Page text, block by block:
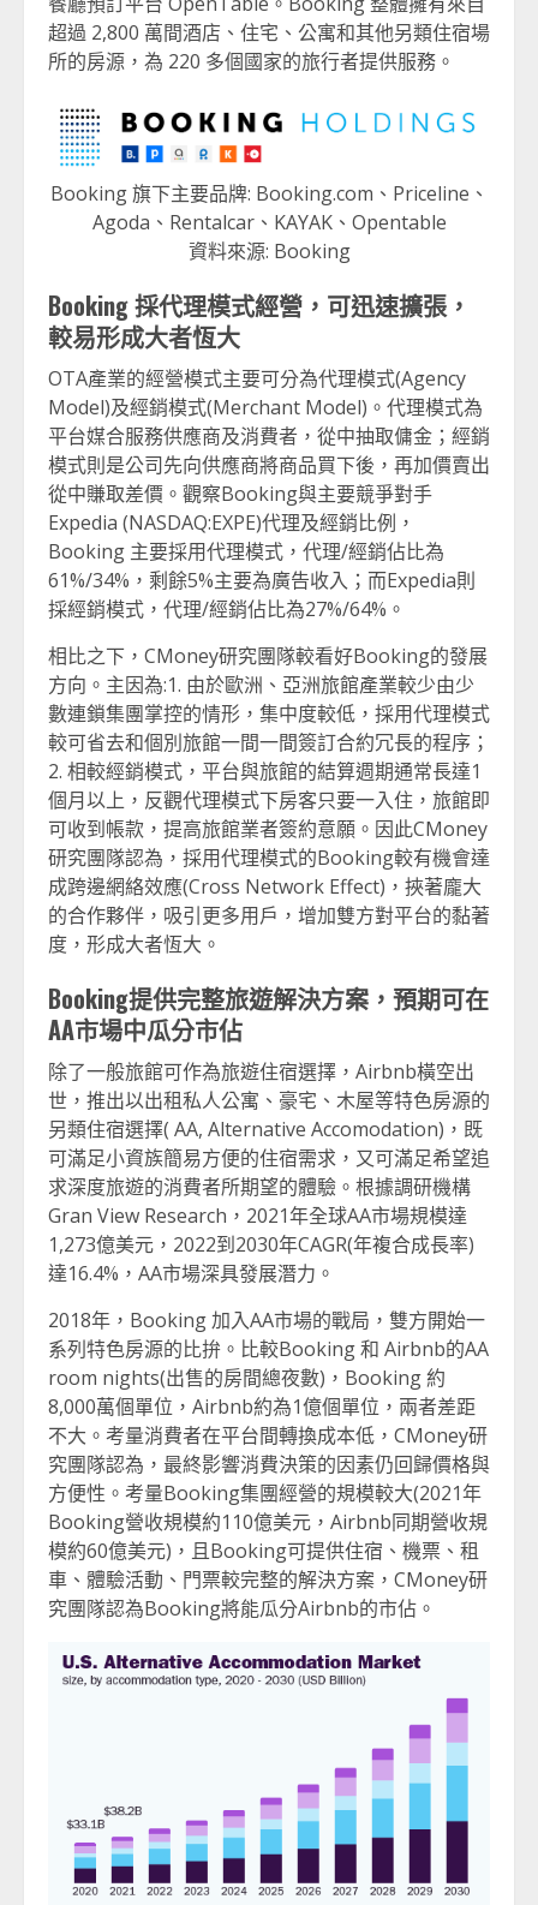
超過 2,800 萬間酒店、住宅、公寓和其他另類住宿場
所的房源，為 220 多個國家的旅行者提供服務。
Booking 旗下主要品牌: Booking.com、Priceline、
Agoda、Rentalcar、KAYAK、Opentable
資料來源: Booking
Booking採代理模式經營，可迅速擴張，
較易形成大者恆大
OTA產業的經營模式主要可分為代理模式(Agency
Model)及經銷模式(Merchant Model)。代理模式為
平台媒合服務供應商及消費者，從中抽取傭金；經銷
模式則是公司先向供應商將商品買下後，再加價賣出
從中賺取差價。觀察Booking與主要競爭對手
Expedia (NASDAQ:EXPE)代理及經銷比例，
Booking 主要採用代理模式，代理/經銷佔比為
61%/34%，剩餘5%主要為廣告收入；而Expedia則
採經銷模式，代理/經銷佔比為27%/64%。
相比之下，CMoney研究團隊較看好Booking的發展
方向。主因為:1. 由於歐洲、亞洲旅館產業較少由少
數連鎖集團掌控的情形，集中度較低，採用代理模式
較可省去和個別旅館一間一間簽訂合約冗長的程序；
2. 相較經銷模式，平台與旅館的結算週期通常長達1
個月以上，反觀代理模式下房客只要一入住，旅館即
可收到帳款，提高旅館業者簽約意願。因此CMoney
研究團隊認為，採用代理模式的Booking較有機會達
成跨邊網絡效應(Cross Network Effect)，挾著龐大
的合作夥伴，吸引更多用戶，增加雙方對平台的黏著
度，形成大者恆大。
Booking提供完整旅遊解決方案，預期可在
AA市場中瓜分市佔
除了一般旅館可作為旅遊住宿選擇，Airbnb橫空出
世，推出以出租私人公寓、豪宅、木屋等特色房源的
另類住宿選擇( AA, Alternative Accomodation)，既
可滿足小資族簡易方便的住宿需求，又可滿足希望追
求深度旅遊的消費者所期望的體驗。根據調研機構
Gran View Research，2021年全球AA市場規模達
1,273億美元，2022到2030年CAGR(年複合成長率)
達16.4%，AA市場深具發展潛力。
2018年，Booking 加入AA市場的戰局，雙方開始一
系列特色房源的比拚。比較Booking 和 Airbnb的AA
room nights(出售的房間總夜數)，Booking 約
8,000萬個單位，Airbnb約為1億個單位，兩者差距
不大。考量消費者在平台間轉換成本低，CMoney研
究團隊認為，最終影響消費決策的因素仍回歸價格與
方便性。考量Booking集團經營的規模較大(2021年
Booking營收規模約110億美元，Airbnb同期營收規
模約60億美元)，且Booking可提供住宿、機票、租
車、體驗活動、門票較完整的解決方案，CMoney研
究團隊認為Booking將能瓜分Airbnb的市佔。